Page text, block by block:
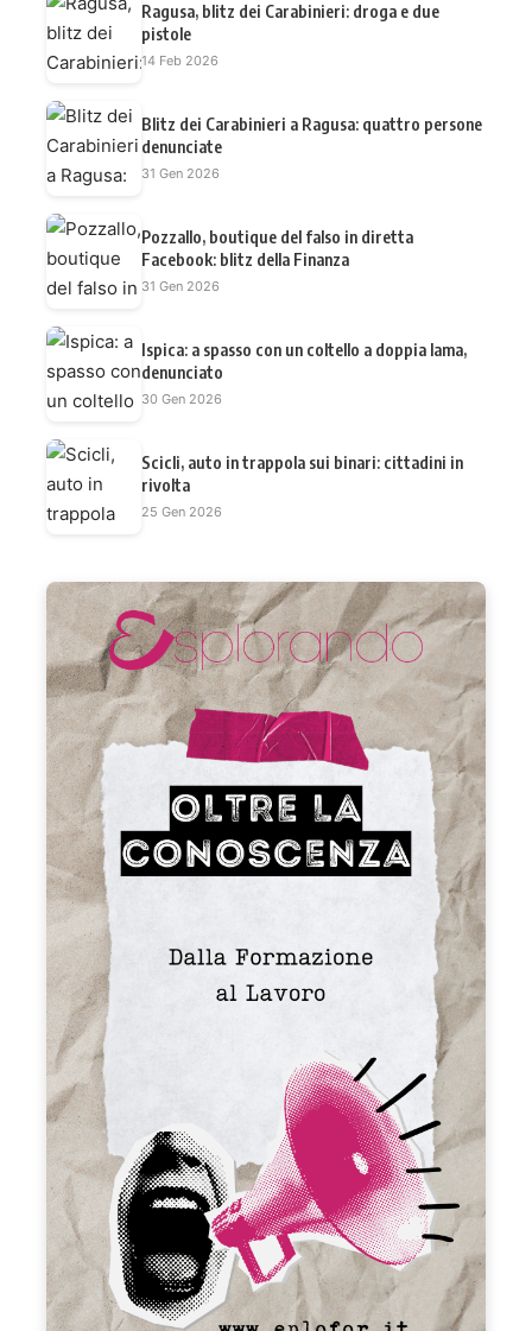
Ragusa, blitz dei Carabinieri: droga e due
pistole
14 Feb 2026
Blitz dei Carabinieri a Ragusa: quattro persone
denunciate
31 Gen 2026
Pozzallo, boutique del falso in diretta
Facebook: blitz della Finanza
31 Gen 2026
Ispica: a spasso con un coltello a doppia lama,
denunciato
30 Gen 2026
Scicli, auto in trappola sui binari: cittadini in
rivolta
25 Gen 2026